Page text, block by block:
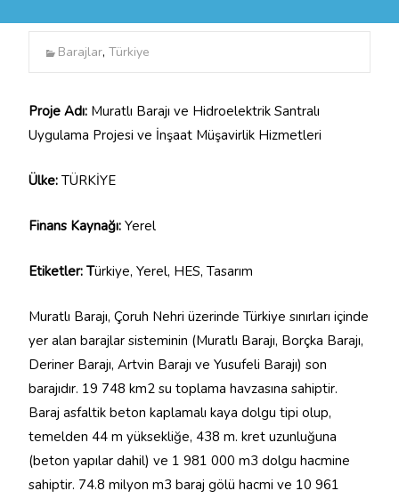
Barajlar, Türkiye
Proje Adı: Muratlı Barajı ve Hidroelektrik Santralı
Uygulama Projesi ve İnşaat Müşavirlik Hizmetleri
Ülke: TÜRKİYE
Finans Kaynağı: Yerel
Etiketler: Türkiye, Yerel, HES, Tasarım
Muratlı Barajı, Çoruh Nehri üzerinde Türkiye sınırları içinde
yer alan barajlar sisteminin (Muratlı Barajı, Borçka Barajı,
Deriner Barajı, Artvin Barajı ve Yusufeli Barajı) son
barajıdır. 19 748 km2 su toplama havzasına sahiptir.
Baraj asfaltik beton kaplamalı kaya dolgu tipi olup,
temelden 44 m yüksekliğe, 438 m. kret uzunluğuna
(beton yapılar dahil) ve 1 981 000 m3 dolgu hacmine
sahiptir. 74.8 milyon m3 baraj gölü hacmi ve 10 961